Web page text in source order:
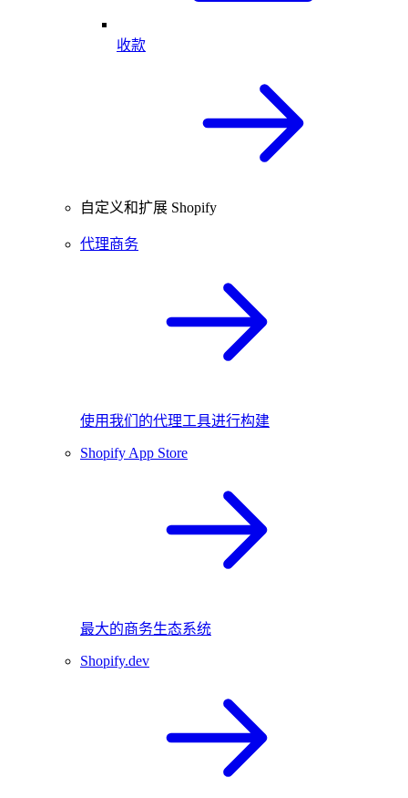
收款
自定义和扩展 Shopify
代理商务
使用我们的代理工具进行构建
Shopify App Store
最大的商务生态系统
Shopify.dev